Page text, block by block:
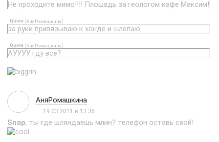
Не проходите мимо!!!! Плошадь за геологом кафе Максим!
Quote (АняРомашкина)
за руки привязываю к хонде и шлепаю
Quote (АняРомашкина)
АУУУУ гду все?
АняРомашкина
19.03.2011 в 13:36
Snap, ты где шляндаешь млин? телефон оставь свой!